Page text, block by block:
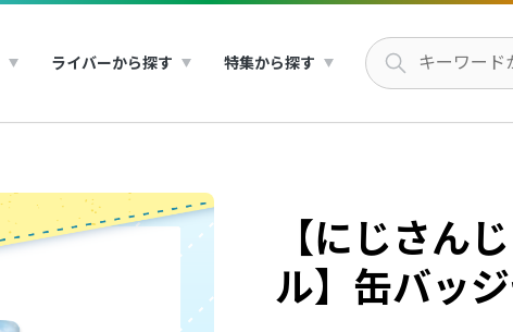
ライバーから探す 特集から探す
【にじさん
ル】缶バッ